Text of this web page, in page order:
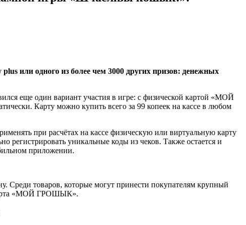
или одного из более чем 3000 других призов: денежных
еще один вариант участия в игре: с физической картой «МОЙ
Карту можно купить всего за 99 копеек на кассе в любом
при расчётах на кассе физическую или виртуальную карту
уникальные коды из чеков. Также остается и
приложении.
Среди товаров, которые могут принести покупателям крупный
карта «МОЙ ГРОШЫК».